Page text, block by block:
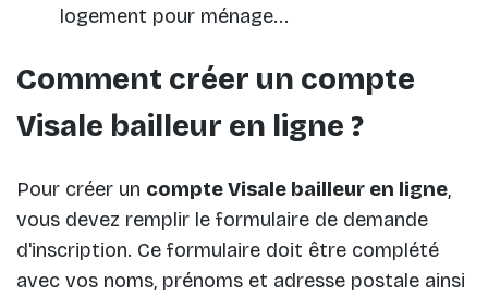
logement pour ménage...
Comment créer un compte
Visale bailleur en ligne ?
Pour créer un compte Visale bailleur en ligne,
vous devez remplir le formulaire de demande
d'inscription. Ce formulaire doit être complété
avec vos noms, prénoms et adresse postale ainsi